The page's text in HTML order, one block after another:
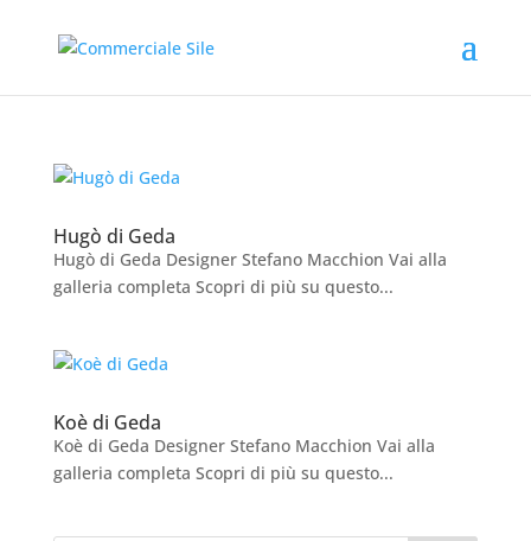
Hugò di Geda
Hugò di Geda Designer Stefano Macchion Vai alla
galleria completa Scopri di più su questo...
Koè di Geda
Koè di Geda Designer Stefano Macchion Vai alla
galleria completa Scopri di più su questo...